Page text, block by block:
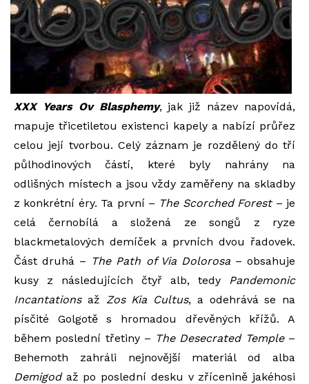
XXX Years Ov Blasphemy, jak již název napovídá,
mapuje třicetiletou existenci kapely a nabízí průřez
celou její tvorbou. Celý záznam je rozdělený do tří
půlhodinových částí, které byly nahrány na
odlišných místech a jsou vždy zaměřeny na skladby
z konkrétní éry. Ta první – The Scorched Forest– je
celá černobílá a složená ze songů z ryze
blackmetalových demíček a prvních dvou řadovek.
Část druhá – The Path of Via Dolorosa– obsahuje
kusy z následujících čtyř alb, tedy Pandemonic
Incantationsaž Zos Kia Cultus, a odehrává se na
písčité Golgotě s hromadou dřevěných křížů. A
během poslední třetiny – The Desecrated Temple–
Behemoth zahráli nejnovější materiál od alba
Demigodaž po poslední desku v zřícenině jakéhosi